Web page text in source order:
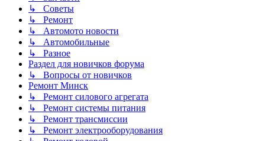
↳ Советы
↳ Ремонт
↳ Автомото новости
↳ Автомобильные
↳ Разное
Раздел для новичков форума
↳ Вопросы от новичков
Ремонт Минск
↳ Ремонт силового агрегата
↳ Ремонт системы питания
↳ Ремонт трансмиссии
↳ Ремонт электрооборудования